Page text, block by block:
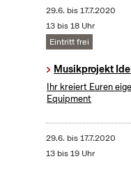
29.6. bis17.7.2020
13 bis 18 Uhr
Eintritt frei
Musikprojekt
Ihr kreiert Euren
Equipment
29.6. bis17.7.2020
13 bis 19 Uhr